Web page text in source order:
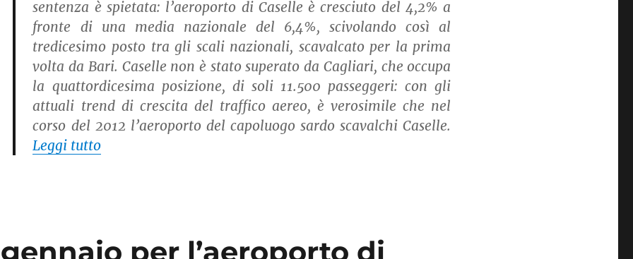
sentenza è spietata: l’aeroporto di Caselle è cresciuto del 4,2% a
fronte di una media nazionale del 6,4%, scivolando così al
tredicesimo posto tra gli scali nazionali, scavalcato per la prima
volta da Bari. Caselle non è stato superato da Cagliari, che occupa
la quattordicesima posizione, di soli 11.500 passeggeri: con gli
attuali trend di crescita del traffico aereo, è verosimile che nel
corso del 2012 l’aeroporto del capoluogo sardo scavalchi Caselle.
Leggi tutto“Caselle scende al tredicesimo posto fra gli aeroporti italiani”
per l’aeroporto di